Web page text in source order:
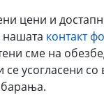
цени и
нашата контакт
сме на
се усогласени